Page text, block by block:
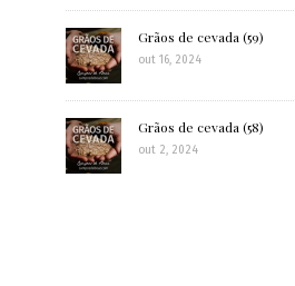
Grãos de cevada (59)
out 16, 2024
Grãos de cevada (58)
out 2, 2024